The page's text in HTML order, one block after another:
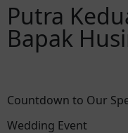
Putra
Bapak
Countdown to Our
Wedding Event